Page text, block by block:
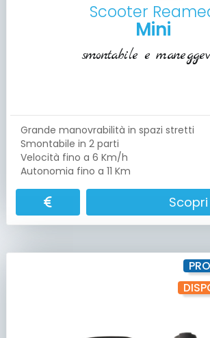
Scooter
Mini
smontabile e
Grande manovrabilità in spazi stretti
Smontabile in 2 parti
Velocità fino a 6 Km/h
Autonomia fino a 11 Km
Scopri